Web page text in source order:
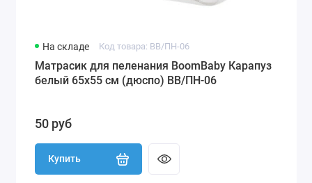
На складе Код товара: BB/ПН-06
Матрасик для пеленания BoomBaby Карапуз
белый 65х55 см (дюспо) BB/ПН-06
50 руб
Купить